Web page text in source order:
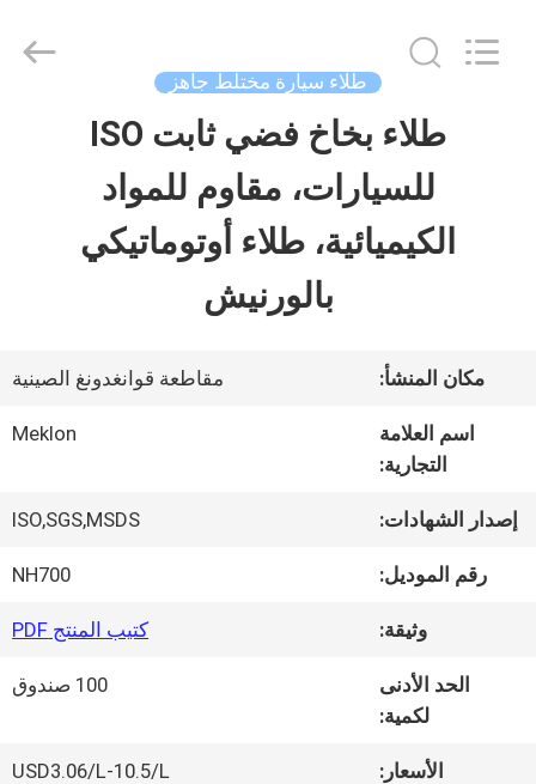
المنتجات
فيديو
بنا
جولة
Chemical
طلاء سيارة مختلط جاهز
طلاء بخاخ فضي ثابت ISO
للسيارات، مقاوم للمواد
الكيميائية، طلاء أوتوماتيكي
بالورنيش
مكان المنشأ: مقاطعة قوانغدونغ الصينية
اسم العلامة
التجارية:
Meklon
إصدار الشهادات: ISO,SGS,MSDS
رقم الموديل: NH700
وثيقة: كتيب المنتج PDF
الحد الأدنى
لكمية:
100 صندوق
الأسعار: USD3.06/L-10.5/L